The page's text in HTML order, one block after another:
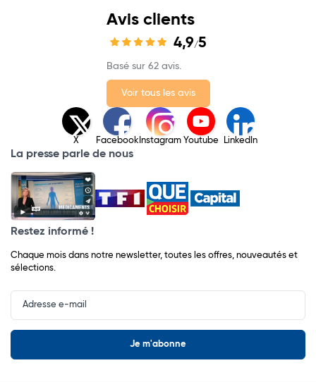
Avis clients
4,9/5
Basé sur 62 avis.
Voir tous les avis
X Facebook Instagram Youtube LinkedIn
La presse parle de nous
Restez informé !
Chaque mois dans notre newsletter, toutes les offres, nouveautés et
sélections.
Input
Newsletter